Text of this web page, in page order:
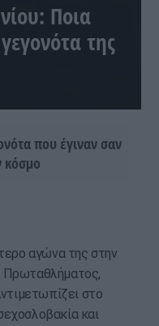
Ποια
της
που έγιναν σαν
κόσμο
αγώνα της στην
Πρωταθλήματος,
στο
και